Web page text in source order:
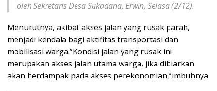
oleh Sekretaris Desa Sukadana, Erwin, Selasa (2/12).
Menurutnya, akibat akses jalan yang rusak parah,
menjadi kendala bagi aktifitas transportasi dan
mobilisasi warga.”Kondisi jalan yang rusak ini
merupakan akses jalan utama warga, jika dibiarkan
akan berdampak pada akses perekonomian,”imbuhnya.